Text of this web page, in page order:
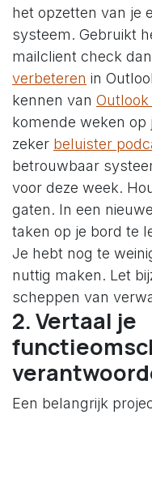
het opzetten van je
systeem. Gebruikt
mailclient check
verbeteren in
kennen van
komende weken op
zeker beluister
betrouwbaar
voor deze week.
gaten. In een
taken op je bord te
Je hebt nog te
nuttig maken. Let
scheppen van
2. Vertaal je
Een belangrijk